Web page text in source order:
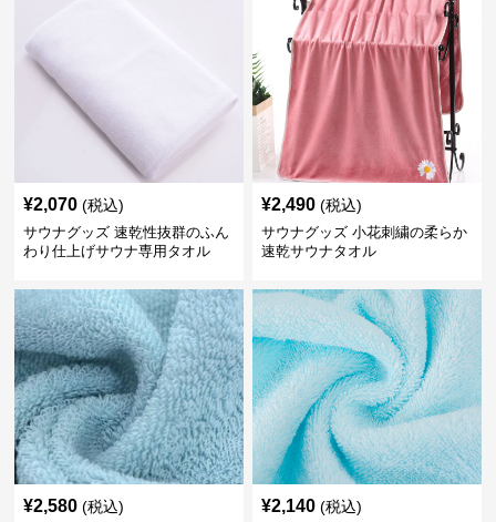
¥2,070 (税込)
サウナグッズ 速乾性抜群のふん
わり仕上げサウナ専用タオル
¥2,490 (税込)
サウナグッズ 小花刺繍の柔らか
速乾サウナタオル
¥2,580 (税込) ¥2,140 (税込)